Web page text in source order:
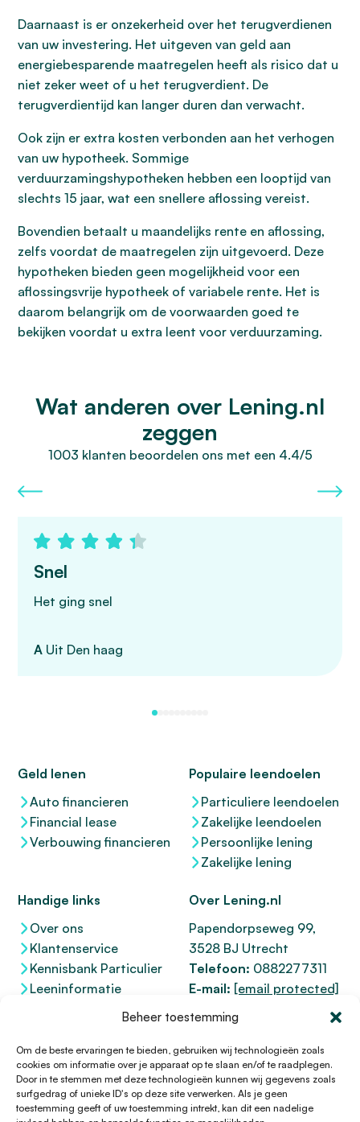
Beheer toestemming
Om de beste ervaringen te bieden, gebruiken wij technologieën zoals
cookies om informatie over je apparaat op te slaan en/of te raadplegen.
Door in te stemmen met deze technologieën kunnen wij gegevens zoals
surfgedrag of unieke ID's op deze site verwerken. Als je geen
toestemming geeft of uw toestemming intrekt, kan dit een nadelige
Daarnaast is er onzekerheid over het terugverdienen
van uw investering. Het uitgeven van geld aan
energiebesparende maatregelen heeft als risico dat u
niet zeker weet of u het terugverdient. De
terugverdientijd kan langer duren dan verwacht.
Ook zijn er extra kosten verbonden aan het verhogen
van uw hypotheek. Sommige
verduurzamingshypotheken hebben een looptijd van
slechts 15 jaar, wat een snellere aflossing vereist.
Bovendien betaalt u maandelijks rente en aflossing,
zelfs voordat de maatregelen zijn uitgevoerd. Deze
hypotheken bieden geen mogelijkheid voor een
aflossingsvrije hypotheek of variabele rente. Het is
daarom belangrijk om de voorwaarden goed te
bekijken voordat u extra leent voor verduurzaming.
Wat anderen over Lening.nl
zeggen
1003 klanten beoordelen ons met een 4.4/5
Snel
Het ging snel
A Uit Den haag
Geld lenen
Auto financieren
Financial lease
Verbouwing financieren
Populaire leendoelen
Particuliere leendoelen
Zakelijke leendoelen
Persoonlijke lening
Zakelijke lening
Handige links
Over ons
Klantenservice
Kennisbank Particulier
Leeninformatie
Over Lening.nl
Papendorpseweg 99,
3528 BJ Utrecht
Telefoon: 0882277311
E-mail: [email protected]
KvK 76100200
12047091
Kifid 300.017942
© 1996 - 2026 Lening.nl